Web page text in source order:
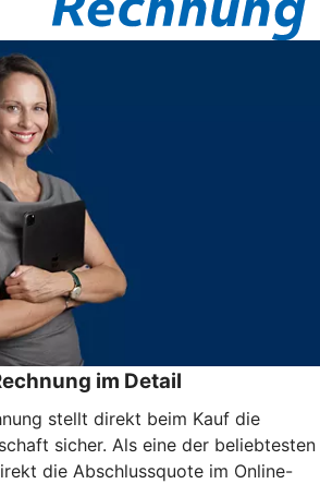
im Detail
stellt direkt beim Kauf die
sicher. Als eine der beliebtesten
die Abschlussquote im Online-